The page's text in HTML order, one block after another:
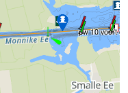
pw 10 voort